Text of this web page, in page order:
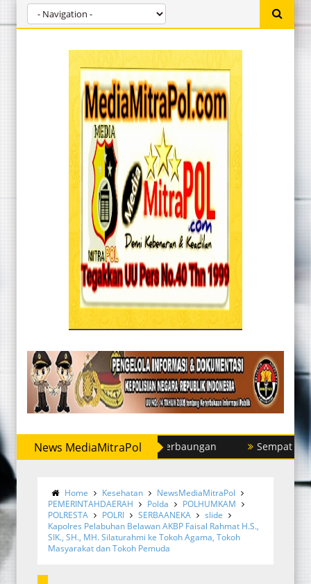
News MediaMitraPol
Tangkap Dua Pria di Perbaungan Sempat Buron,
Home Kesehatan
NewsMediaMitraPol
PEMERINTAHDAERAH
Polda
POLHUMKAM
POLRESTA
POLRI SERBAANEKA
slide
Kapolres Pelabuhan Belawan AKBP Faisal Rahmat H.S.,
SIK., SH., MH. Silaturahmi ke Tokoh Agama, Tokoh
Masyarakat dan Tokoh Pemuda